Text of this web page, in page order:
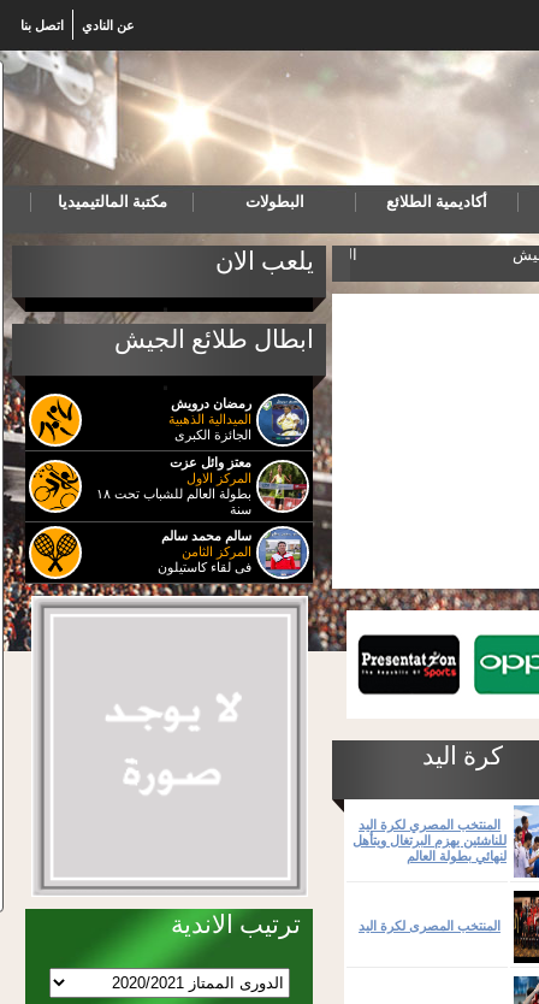
اتصل بنا عن النادي
أكاديمية الطلائع البطولات مكتبة المالتيميديا
يلعب الان
ابطال طلائع الجيش
رمضان درويش
الميدالية الذهبية
الجائزة الكبرى
معتز وائل عزت
المركز الاول
بطولة العالم للشباب تحت ١٨
سنة
سالم محمد سالم
المركز الثامن
فى لقاء كاستيلون
ترتيب الاندية
المنتخب المصري لكرة اليد للناشئين يهزم البرتغال
كرة اليد
المنتخب المصري لكرة اليد
للناشئين يهزم البرتغال ويتأهل
لنهائي بطولة العالم
المنتخب المصرى لكرة اليد